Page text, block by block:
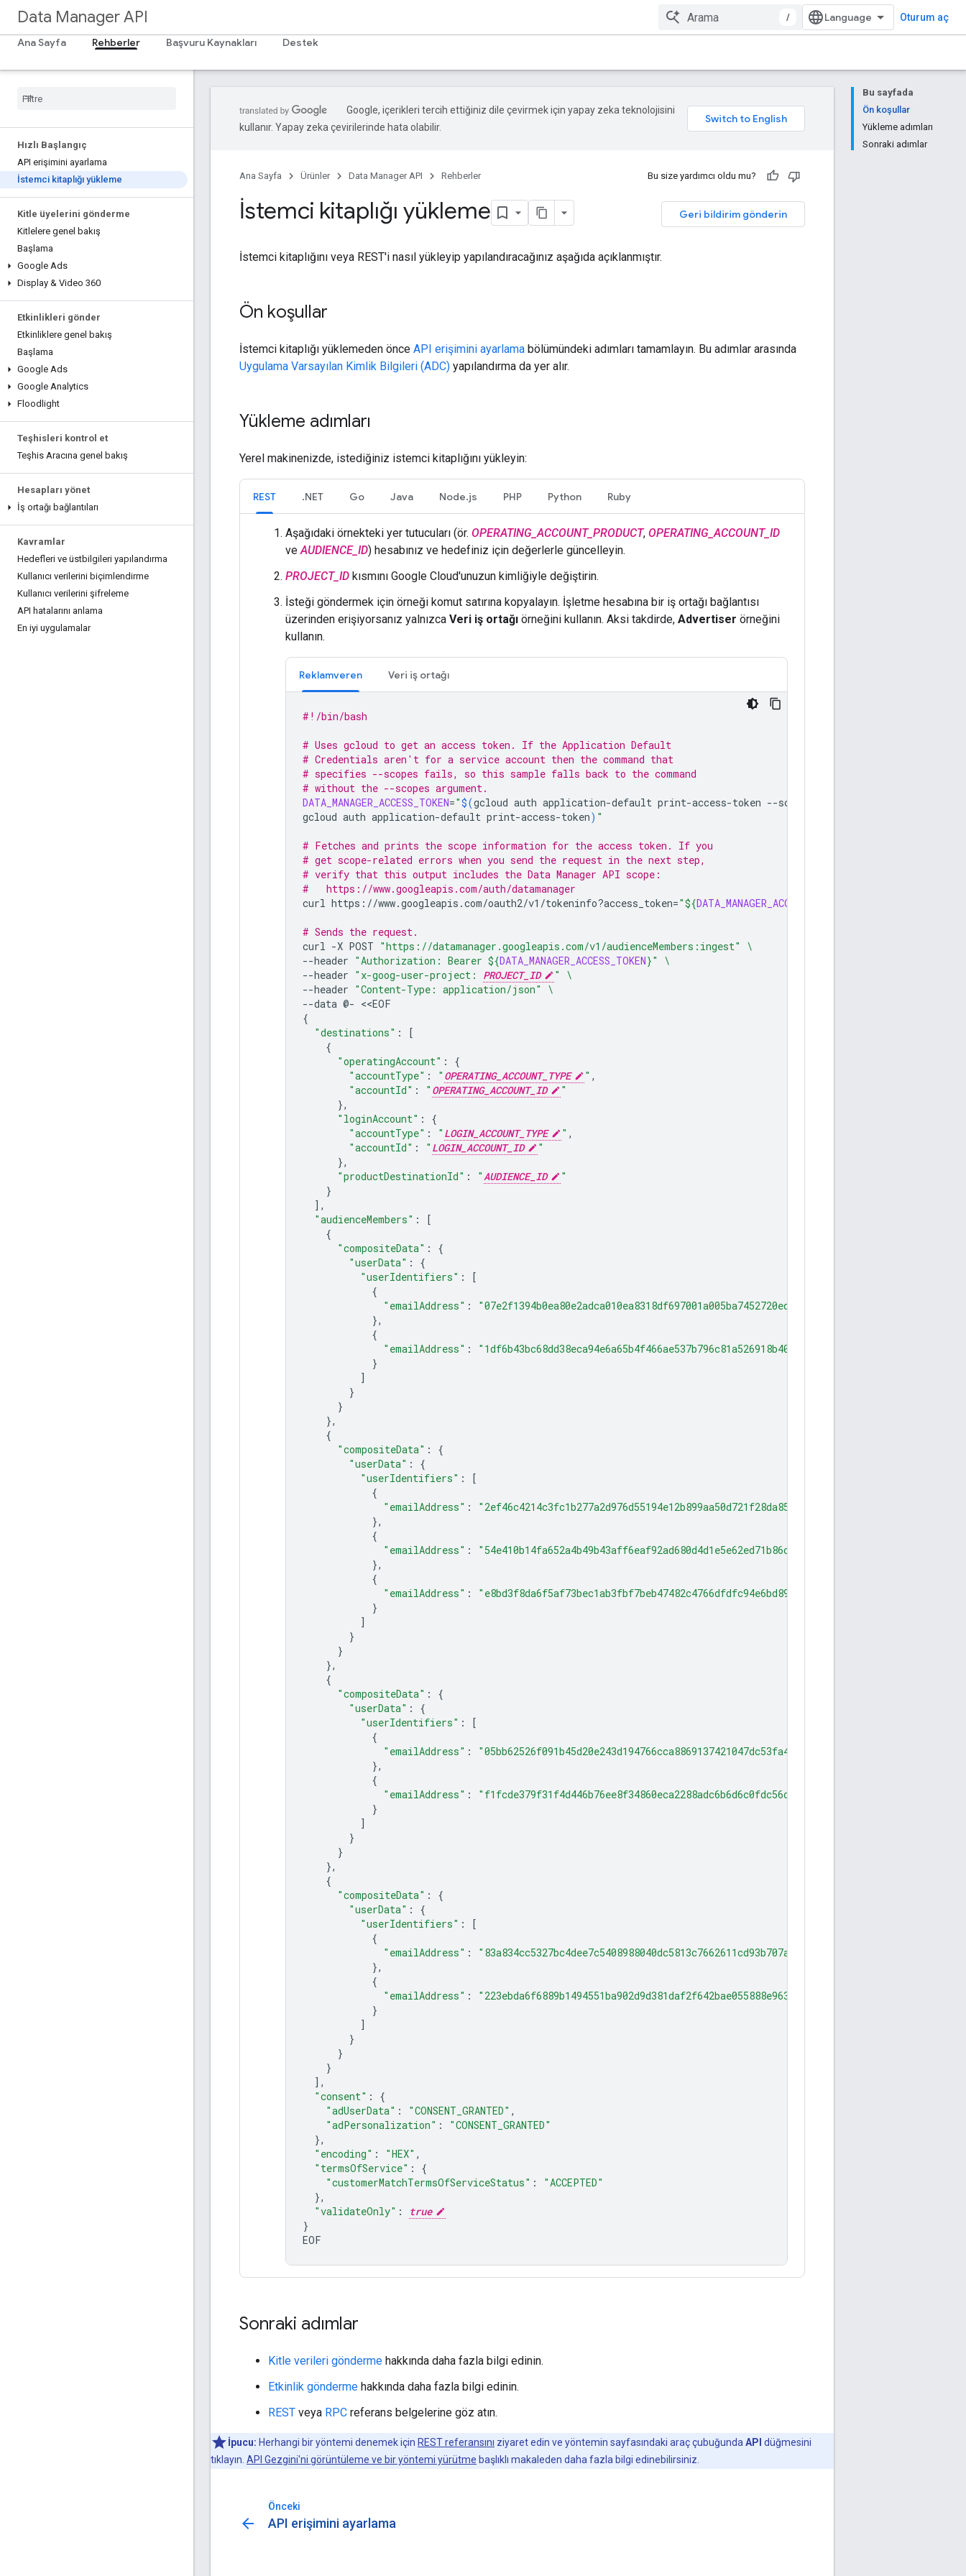
Data Manager API / Oturum aç
Ana Sayfa Rehberler Başvuru Kaynakları Destek
Hızlı Başlangıç
API erişimini ayarlama
İstemci kitaplığı yükleme
Kitle üyelerini gönderme
Kitlelere genel bakış
Başlama
Google Ads
Display & Video 360
Etkinlikleri gönder
Etkinliklere genel bakış
Başlama
Google Ads
Google Analytics
Floodlight
Teşhisleri kontrol et
Teşhis Aracına genel bakış
Hesapları yönet
İş ortağı bağlantıları
Kavramlar
Hedefleri ve üstbilgileri yapılandırma
Kullanıcı verilerini biçimlendirme
Kullanıcı verilerini şifreleme
API hatalarını anlama
En iyi uygulamalar
Bu sayfada
Ön koşullar
Yükleme adımları
Sonraki adımlar
Google, içerikleri tercih ettiğiniz dile çevirmek için yapay zeka teknolojisini
kullanır. Yapay zeka çevirilerinde hata olabilir.
Ana Sayfa Ürünler Data Manager API Rehberler Bu size yardımcı oldu mu?
Geri bildirim gönderin
İstemci kitaplığı yükleme
İstemci kitaplığını veya REST'i nasıl yükleyip yapılandıracağınız aşağıda açıklanmıştır.
Ön koşullar
İstemci kitaplığı yüklemeden önce API erişimini ayarlama bölümündeki adımları tamamlayın. Bu adımlar arasında
Uygulama Varsayılan Kimlik Bilgileri (ADC) yapılandırma da yer alır.
Yükleme adımları
Yerel makinenizde, istediğiniz istemci kitaplığını yükleyin:
REST .NET Go Java Node.js PHP Python Ruby
Aşağıdaki örnekteki yer tutucuları (ör. OPERATING_ACCOUNT_PRODUCT, OPERATING_ACCOUNT_ID
veAUDIENCE_ID) hesabınız ve hedefiniz için değerlerle güncelleyin.
PROJECT_ID kısmını Google Cloud'unuzun kimliğiyle değiştirin.
İsteği göndermek için örneği komut satırına kopyalayın. İşletme hesabına bir iş ortağı bağlantısı
üzerinden erişiyorsanız yalnızca Veri iş ortağı örneğini kullanın. Aksi takdirde, Advertiser örneğini
kullanın.
Reklamveren Veri iş ortağı
#!/bin/bash
# Uses gcloud to get an access token. If the Application Default
# Credentials aren't for a service account then the command that
# specifies --scopes fails, so this sample falls back to the command
# without the --scopes argument.
DATA_MANAGER_ACCESS_TOKEN="$(gcloud auth application-default print-access-token --scopes
gcloud auth application-default print-access-token) "
# Fetches and prints the scope information for the access token. If you
# get scope-related errors when you send the request in the next step,
# verify that this output includes the Data Manager API scope:
#   https://www.googleapis.com/auth/datamanager
curl https://www.googleapis.com/oauth2/v1/tokeninfo?access_token="${DATA_MANAGER_ACCESS_TOKEN
# Sends the request.
curl -X POST "https://datamanager.googleapis.com/v1/audienceMembers:ingest"
\
--header "Authorization: Bearer ${DATA_MANAGER_ACCESS_TOKEN}"
\
--header "x-goog-user-project: PROJECT_ID "
\
--header "Content-Type: application/json"
\
--data @-
{
"destinations" :
[
{
"operatingAccount" :
{
"accountType" : " OPERATING_ACCOUNT_TYPE "
"accountId" : " OPERATING_ACCOUNT_ID
"
}
"loginAccount" :
{
"accountType" : " LOGIN_ACCOUNT_TYPE "
"accountId" : " LOGIN_ACCOUNT_ID
"
}
"productDestinationId" : "AUDIENCE_ID
"
}
]
"audienceMembers" :
[
{
"compositeData" :
{
"userData" :
{
"userIdentifiers" :
[
{
"emailAddress" :
"07e2f1394b0ea80e2adca010ea8318df697001a005ba7452720edda4b0ce57b3"
}
{
"emailAddress" :
"1df6b43bc68dd38eca94e6a65b4f466ae537b796c81a526918b40ac4a7b906c7"
}
]
}
}
}
{
"compositeData" :
{
"userData" :
{
"userIdentifiers" :
[
{
"emailAddress" :
"2ef46c4214c3fc1b277a2d976d55194e12b899aa50d721f28da858c7689756e3"
}
{
"emailAddress" :
"54e410b14fa652a4b49b43aff6eaf92ad680d4d1e5e62ed71b86cd3188385a51"
}
{
"emailAddress" :
"e8bd3f8da6f5af73bec1ab3fbf7beb47482c4766dfdfc94e6bd89e359c139478"
}
]
}
}
}
{
"compositeData" :
{
"userData" :
{
"userIdentifiers" :
[
{
"emailAddress" :
"05bb62526f091b45d20e243d194766cca8869137421047dc53fa4876d111a6f0"
}
{
"emailAddress" :
"f1fcde379f31f4d446b76ee8f34860eca2288adc6b6d6c0fdc56d9eee75a2fa5"
}
]
}
}
}
{
"compositeData" :
{
"userData" :
{
"userIdentifiers" :
[
{
"emailAddress" :
"83a834cc5327bc4dee7c5408988040dc5813c7662611cd93b707aff72bf7d33f"
}
{
"emailAddress" :
"223ebda6f6889b1494551ba902d9d381daf2f642bae055888e96343d53e9f9c4"
}
]
}
}
}
]
"consent" :
{
"adUserData" : "CONSENT_GRANTED"
"adPersonalization" :
"CONSENT_GRANTED"
}
"encoding" : "HEX"
"termsOfService" :
{
"customerMatchTermsOfServiceStatus" :
"ACCEPTED"
}
"validateOnly" :
true
}
Sonraki adımlar
Kitle verileri gönderme hakkında daha fazla bilgi edinin.
Etkinlik gönderme hakkında daha fazla bilgi edinin.
REST veya RPC referans belgelerine göz atın.
İpucu: Herhangi bir yöntemi denemek için REST referansını ziyaret edin ve yöntemin sayfasındaki araç çubuğunda API düğmesini
tıklayın. API Gezgini'ni görüntüleme ve bir yöntemi yürütme başlıklı makaleden daha fazla bilgi edinebilirsiniz.
Önceki
arrow_back API erişimini ayarlama